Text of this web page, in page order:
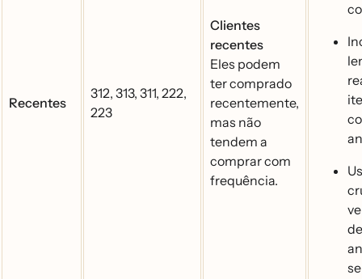
Recentes
312, 313, 311, 222,
223
Clientes
recentes
Eles podem
ter comprado
recentemente,
mas não
tendem a
comprar com
frequência.